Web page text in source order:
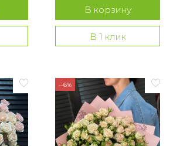
В корзину
В 1 клик
--6%